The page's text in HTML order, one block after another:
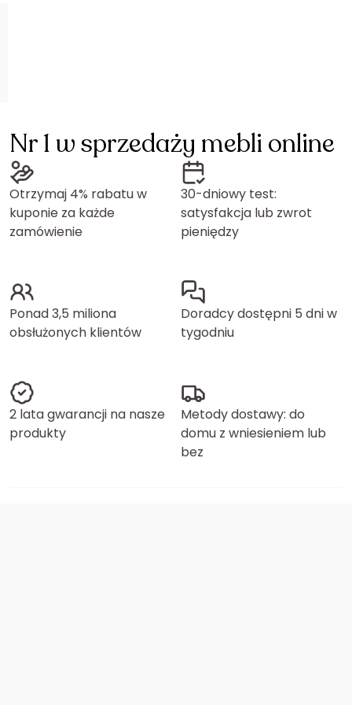
Nr 1 w sprzedaży mebli online
Otrzymaj 4% rabatu w
kuponie za każde
zamówienie
30-dniowy test:
satysfakcja lub zwrot
pieniędzy
Ponad 3,5 miliona
obsłużonych klientów
Doradcy dostępni 5 dni w
tygodniu
2 lata gwarancji na nasze
produkty
Metody dostawy: do
domu z wniesieniem lub
bez